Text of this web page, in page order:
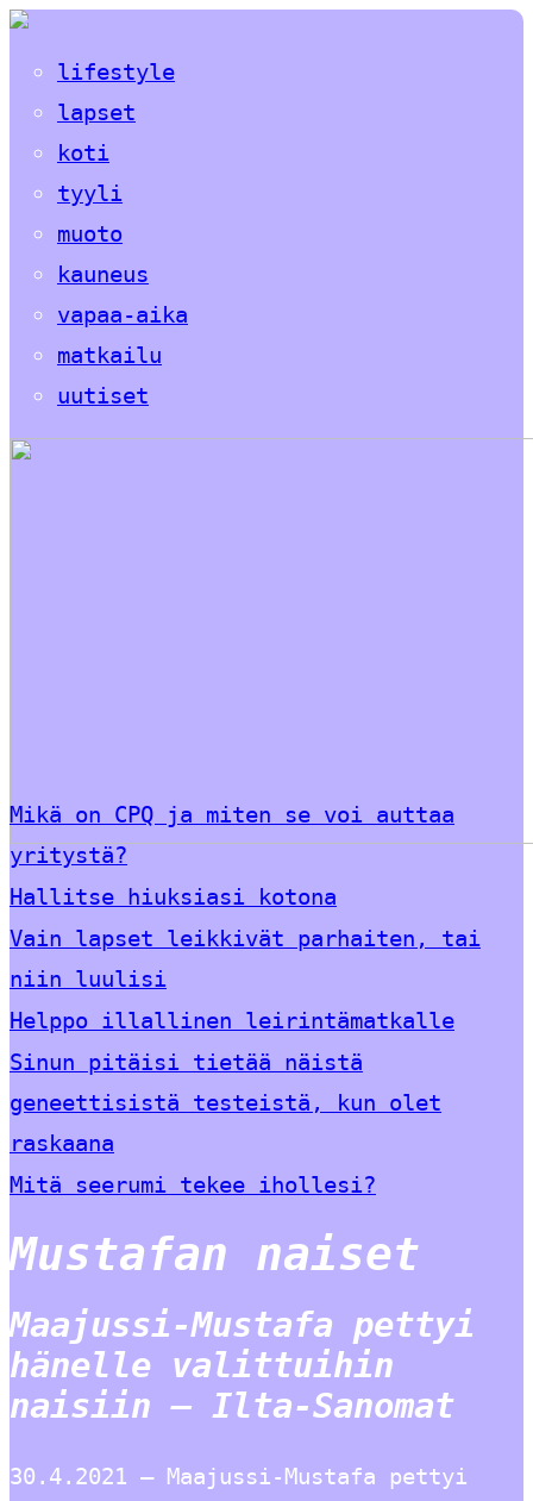
lifestyle
lapset
koti
tyyli
muoto
kauneus
vapaa-aika
matkailu
uutiset
Mikä on CPQ ja miten se voi auttaa
yritystä?
Hallitse hiuksiasi kotona
Vain lapset leikkivät parhaiten, tai
niin luulisi
Helppo illallinen leirintämatkalle
Sinun pitäisi tietää näistä
geneettisistä testeistä, kun olet
raskaana
Mitä seerumi tekee ihollesi?
Mustafan naiset
Maajussi-Mustafa pettyi
hänelle valittuihin
naisiin – Ilta-Sanomat
30.4.2021 — Maajussi-Mustafa pettyi